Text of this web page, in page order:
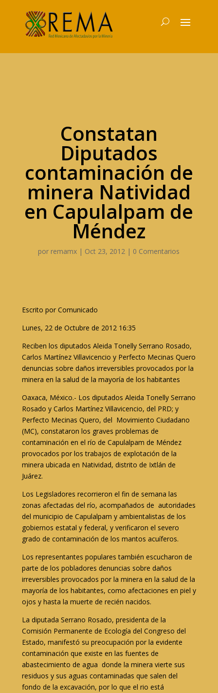
Constatan
Diputados
contaminación de
minera Natividad
en Capulalpam de
Méndez
por remamx | Oct 23, 2012 | 0 Comentarios
Escrito por Comunicado
Lunes, 22 de Octubre de 2012 16:35
Reciben los diputados Aleida Tonelly Serrano Rosado,
Carlos Martínez Villavicencio y Perfecto Mecinas Quero
denuncias sobre daños irreversibles provocados por la
minera en la salud de la mayoría de los habitantes
Oaxaca, México.- Los diputados Aleida Tonelly Serrano
Rosado y Carlos Martínez Villavicencio, del PRD; y
Perfecto Mecinas Quero, del Movimiento Ciudadano
(MC), constataron los graves problemas de
contaminación en el río de Capulalpam de Méndez
provocados por los trabajos de explotación de la
minera ubicada en Natividad, distrito de Ixtlán de
Juárez.
Los Legisladores recorrieron el fin de semana las
zonas afectadas del río, acompañados de autoridades
del municipio de Capulalpam y ambientalistas de los
gobiernos estatal y federal, y verificaron el severo
grado de contaminación de los mantos acuíferos.
Los representantes populares también escucharon de
parte de los pobladores denuncias sobre daños
irreversibles provocados por la minera en la salud de la
mayoría de los habitantes, como afectaciones en piel y
ojos y hasta la muerte de recién nacidos.
La diputada Serrano Rosado, presidenta de la
Comisión Permanente de Ecología del Congreso del
Estado, manifestó su preocupación por la evidente
contaminación que existe en las fuentes de
abastecimiento de agua donde la minera vierte sus
residuos y sus aguas contaminadas que salen del
fondo de la excavación, por lo que el rio está